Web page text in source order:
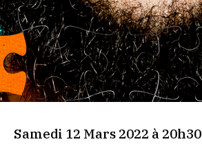
Samedi 12 Mars 2022 à 20h30